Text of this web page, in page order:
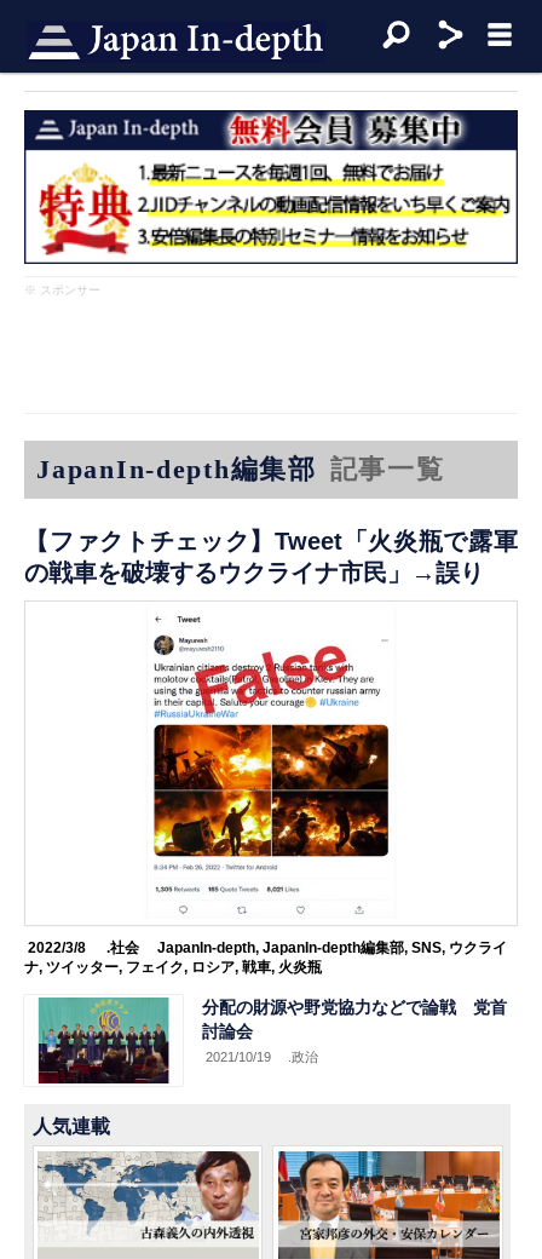
※ スポンサー
JapanIn-depth編集部 記事一覧
【ファクトチェック】Tweet「火炎瓶で露軍
の戦車を破壊するウクライナ市民」→誤り
2022/3/8 .社会 JapanIn-depth, JapanIn-depth編集部, SNS, ウクライ
ナ,ツイッター, フェイク, ロシア,戦車, 火炎瓶
分配の財源や野党協力などで論戦 党首
討論会
2021/10/19 .政治
人気連載